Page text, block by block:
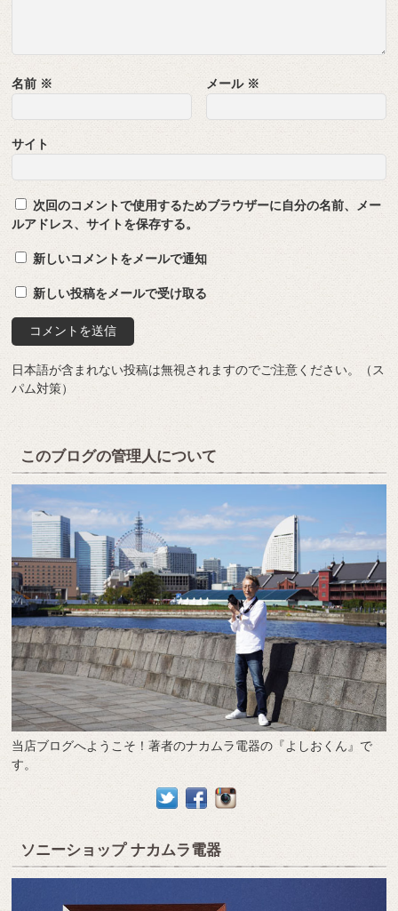
名前 ※ メール ※
サイト
次回のコメントで使用するためブラウザーに自分の名前、メー
ルアドレス、サイトを保存する。
新しいコメントをメールで通知
新しい投稿をメールで受け取る
日本語が含まれない投稿は無視されますのでご注意ください。（ス
パム対策）
このブログの管理人について
当店ブログへようこそ！著者のナカムラ電器の『よしおくん』で
す。
ソニーショップ ナカムラ電器